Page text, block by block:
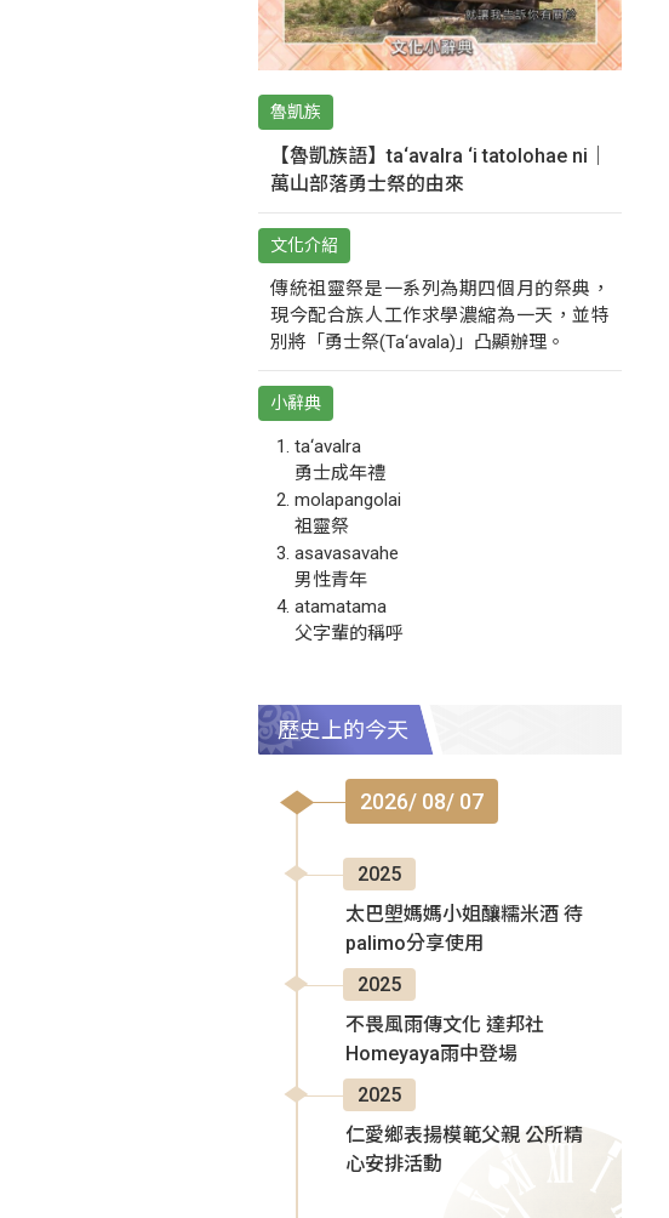
魯凱族
【魯凱族語】ta‘avalra ‘i tatolohae ni｜
萬山部落勇士祭的由來
文化介紹
傳統祖靈祭是一系列為期四個月的祭典，
現今配合族人工作求學濃縮為一天，並特
別將「勇士祭(Ta‘avala)」凸顯辦理。
小辭典
ta‘avalra
勇士成年禮
molapangolai
祖靈祭
asavasavahe
男性青年
atamatama
父字輩的稱呼
歷史上的今天
2026/ 08/ 07
2025
太巴塱媽媽小姐釀糯米酒 待
palimo分享使用
2025
不畏風雨傳文化 達邦社
Homeyaya雨中登場
2025
仁愛鄉表揚模範父親 公所精
心安排活動